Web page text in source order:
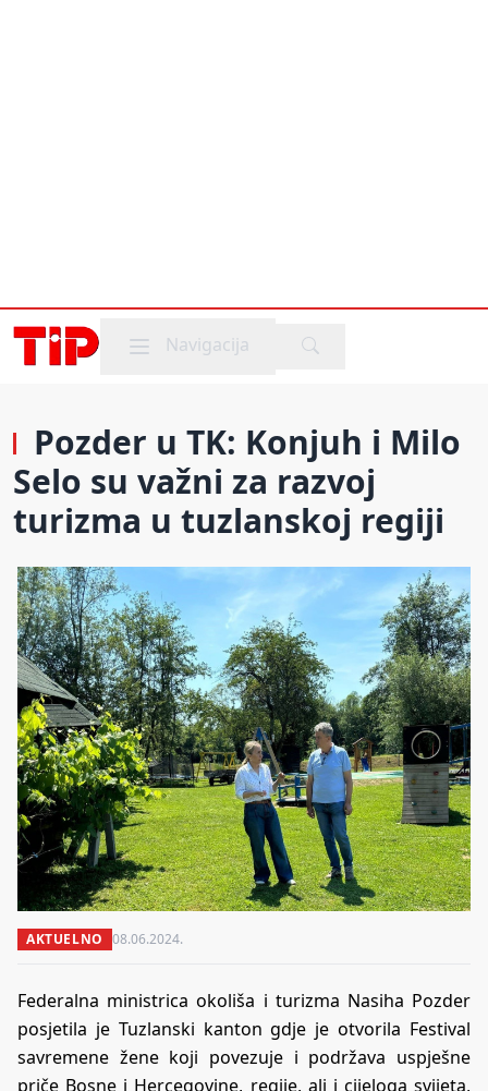
Mobile menu
Navigacija
Pozder u TK: Konjuh i Milo
Selo su važni za razvoj
turizma u tuzlanskoj regiji
AKTUELNO 08.06.2024.
Federalna ministrica okoliša i turizma Nasiha Pozder
posjetila je Tuzlanski kanton gdje je otvorila Festival
savremene žene koji povezuje i podržava uspješne
priče Bosne i Hercegovine, regije, ali i cijeloga svijeta,